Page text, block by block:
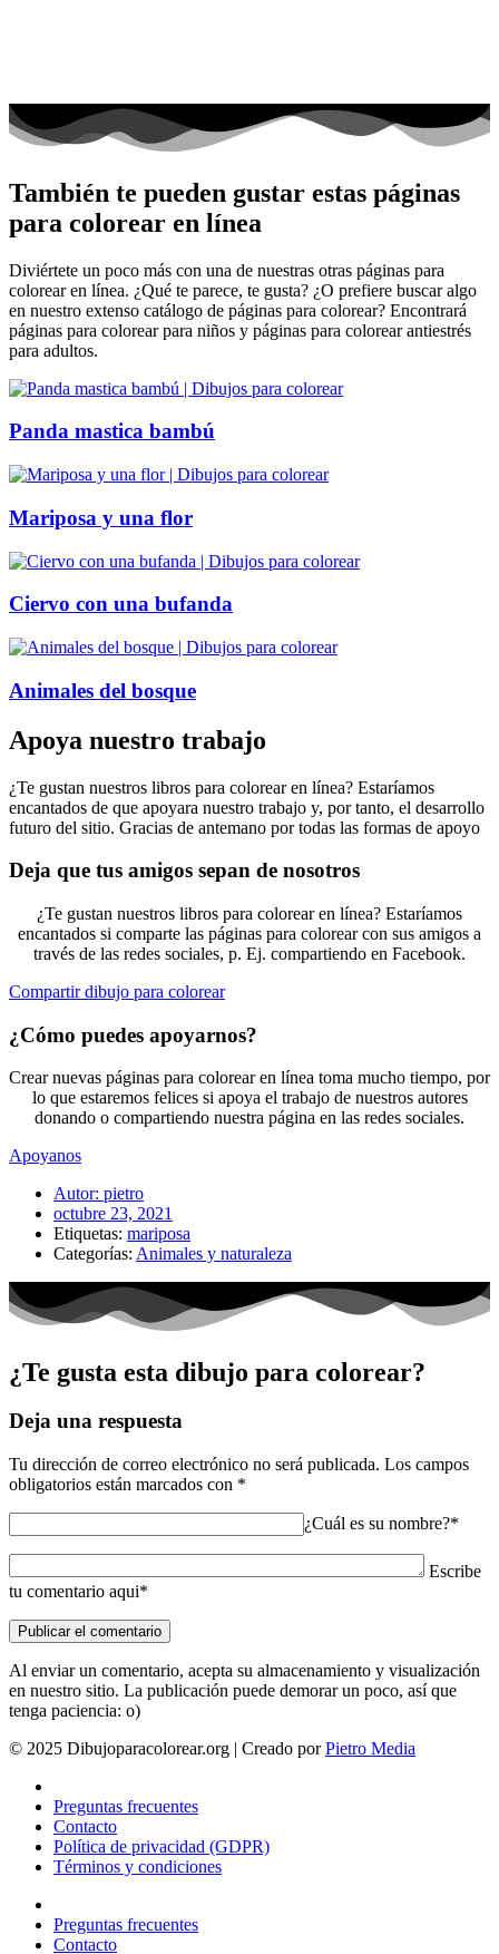
También te pueden gustar estas páginas
para colorear en línea
Diviértete un poco más con una de nuestras otras páginas para
colorear en línea. ¿Qué te parece, te gusta? ¿O prefiere buscar algo
en nuestro extenso catálogo de páginas para colorear? Encontrará
páginas para colorear para niños y páginas para colorear antiestrés
para adultos.
Panda mastica bambú
Mariposa y una flor
Ciervo con una bufanda
Animales del bosque
Apoya nuestro trabajo
¿Te gustan nuestros libros para colorear en línea? Estaríamos
encantados de que apoyara nuestro trabajo y, por tanto, el desarrollo
futuro del sitio. Gracias de antemano por todas las formas de apoyo
Deja que tus amigos sepan de nosotros
¿Te gustan nuestros libros para colorear en línea? Estaríamos
encantados si comparte las páginas para colorear con sus amigos a
través de las redes sociales, p. Ej. compartiendo en Facebook.
Compartir dibujo para colorear
¿Cómo puedes apoyarnos?
Crear nuevas páginas para colorear en línea toma mucho tiempo, por
lo que estaremos felices si apoya el trabajo de nuestros autores
donando o compartiendo nuestra página en las redes sociales.
Apoyanos
Autor: pietro
octubre 23, 2021
Etiquetas: mariposa
Categorías: Animales y naturaleza
¿Te gusta esta dibujo para colorear?
Deja una respuesta
Tu dirección de correo electrónico no será publicada. Los campos
obligatorios están marcados con *
¿Cuál es su nombre?*
Escribe
tu comentario aqui*
Al enviar un comentario, acepta su almacenamiento y visualización
en nuestro sitio. La publicación puede demorar un poco, así que
tenga paciencia: o)
© 2025 Dibujoparacolorear.org | Creado porPietro Media
Preguntas frecuentes
Contacto
Política de privacidad (GDPR)
Términos y condiciones
Preguntas frecuentes
Contacto